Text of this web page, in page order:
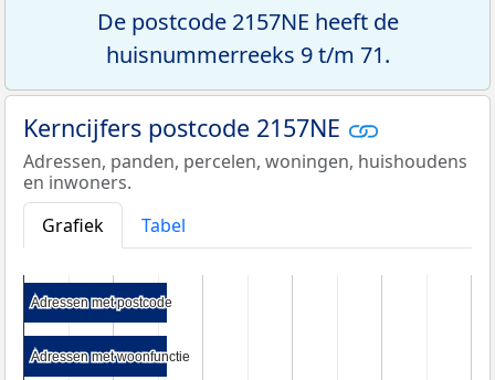
De postcode 2157NE heeft de
huisnummerreeks 9 t/m 71.
Kerncijfers postcode 2157NE
Adressen, panden, percelen, woningen, huishoudens
en inwoners.
Grafiek
Tabel
Adressen met postcode
Adressen met postcode
Adressen met woonfunctie
Adressen met woonfunctie